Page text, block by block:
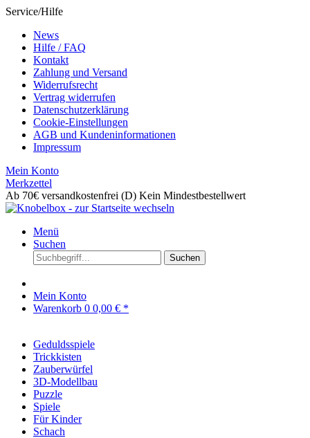
Service/Hilfe
News
Hilfe / FAQ
Kontakt
Zahlung und Versand
Widerrufsrecht
Vertrag widerrufen
Datenschutzerklärung
Cookie-Einstellungen
AGB und Kundeninformationen
Impressum
Mein Konto
Merkzettel
Ab 70€ versandkostenfrei (D) Kein Mindestbestellwert
Menü
Suchen
Suchen
Mein Konto
Warenkorb 0 0,00 € *
Geduldsspiele
Trickkisten
Zauberwürfel
3D-Modellbau
Puzzle
Spiele
Für Kinder
Schach